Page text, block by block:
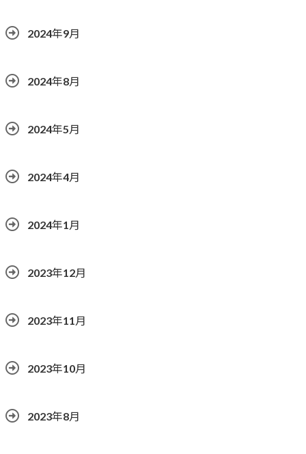
2024年9月
2024年8月
2024年5月
2024年4月
2024年1月
2023年12月
2023年11月
2023年10月
2023年8月